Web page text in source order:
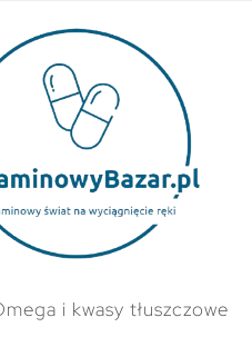
i kwasy tłuszczowe